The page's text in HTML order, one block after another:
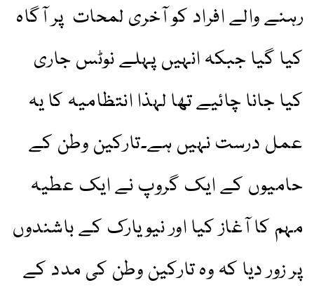
رہنے والے افراد کو آخری لمحات پر آگاہ
کیا گیا جبکہ انہیں پہلے نوٹس جاری
کیا جانا چائیے تھا لہذا انتظامیہ کا یہ
عمل درست نہیں ہے۔تارکین وطن کے
حامیوں کے ایک گروپ نے ایک عطیہ
مہم کا آغاز کیا اور نیویارک کے باشندوں
پر زور دیا کہ وہ تارکین وطن کی مدد کے